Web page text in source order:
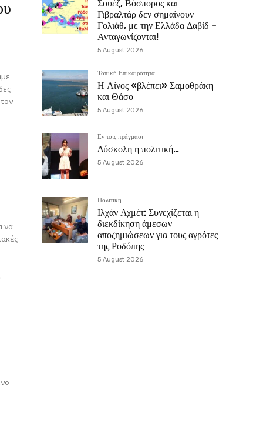
να
Σουέζ, Βόσπορος και
Γιβραλτάρ δεν σημαίνουν
Γολιάθ, με την Ελλάδα Δαβίδ –
Ανταγωνίζονται!
5 August 2026
Τοπική Επικαιρότητα
Η Αίνος «βλέπει» Σαμοθράκη
και Θάσο
5 August 2026
Εν τοις πράγμασι
Δύσκολη η πολιτική…
5 August 2026
Πολιτικη
Ιλχάν Αχμέτ: Συνεχίζεται η
διεκδίκηση άμεσων
αποζημιώσεων για τους αγρότες
της Ροδόπης
5 August 2026